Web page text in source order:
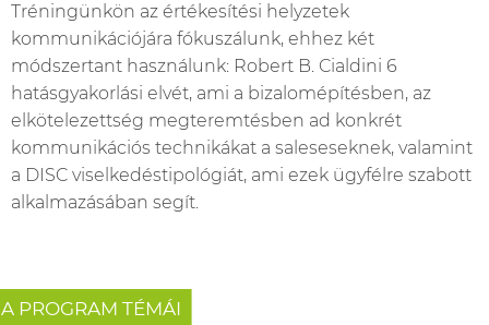
Tréningünkön az értékesítési helyzetek
kommunikációjára fókuszálunk, ehhez két
módszertant használunk: Robert B. Cialdini 6
hatásgyakorlási elvét, ami a bizalomépítésben, az
elkötelezettség megteremtésben ad konkrét
kommunikációs technikákat a saleseseknek, valamint
a DISC viselkedéstipológiát, ami ezek ügyfélre szabott
alkalmazásában segít.
A PROGRAM TÉMÁI